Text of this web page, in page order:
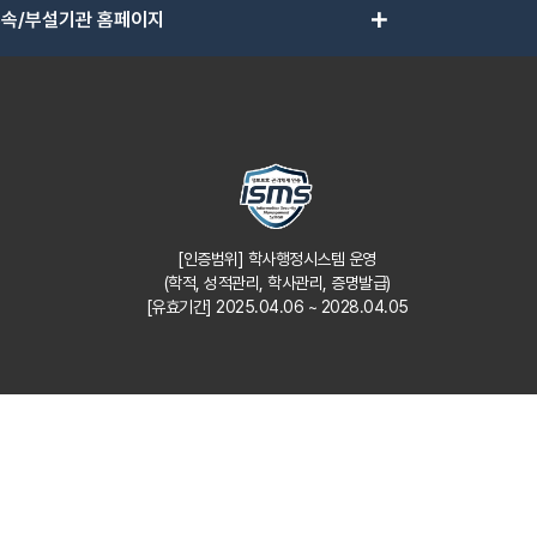
/부설기관 홈페이지 add
[인증범위] 학사행정시스템 운영
(학적, 성적관리, 학사관리, 증명발급)
[유효기간] 2025.04.06 ~ 2028.04.05